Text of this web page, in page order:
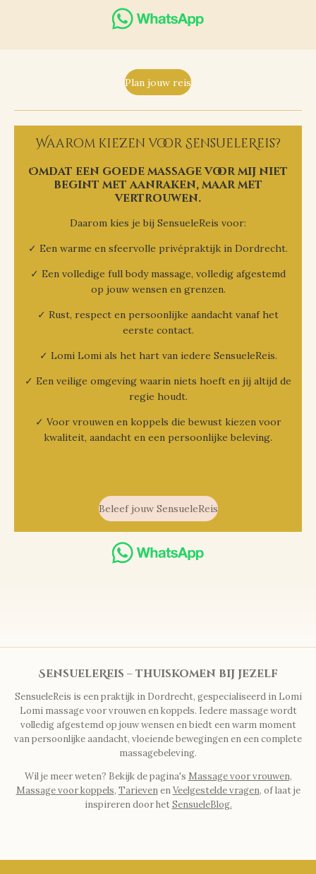
Plan jouw reis
Waarom kiezen voor SensueleReis?
Omdat een goede massage voor mij niet
begint met aanraken, maar met
vertrouwen.
Daarom kies je bij SensueleReis voor:
✓ Een warme en sfeervolle privépraktijk in Dordrecht.
✓ Een volledige full body massage, volledig afgestemd
op jouw wensen en grenzen.
✓ Rust, respect en persoonlijke aandacht vanaf het
eerste contact.
✓ Lomi Lomi als het hart van iedere SensueleReis.
✓ Een veilige omgeving waarin niets hoeft en jij altijd de
regie houdt.
✓ Voor vrouwen en koppels die bewust kiezen voor
kwaliteit, aandacht en een persoonlijke beleving.
Beleef jouw SensueleReis
SensueleReis – thuiskomen bij jezelf
SensueleReis is een praktijk in Dordrecht, gespecialiseerd in Lomi
Lomi massage voor vrouwen en koppels. Iedere massage wordt
volledig afgestemd op jouw wensen en biedt een warm moment
van persoonlijke aandacht, vloeiende bewegingen en een complete
massagebeleving.
Wil je meer weten? Bekijk de pagina's Massage voor vrouwen,
Massage voor koppels, TarievenenVeelgestelde vragen, of laat je
inspireren door hetSensueleBlog.